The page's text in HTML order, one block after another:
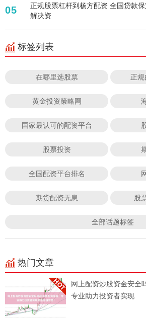
05
正规股票杠杆到杨方配资 全国贷款
解决资
标签列表
在哪里选股票 正
黄金投资策略网
国家最认可的配资平台
股票投资
全国配资平台排名
期货配资无息 股
全部话题标签
热门文章
网上配资炒股资金安全
专业助力投资者实现